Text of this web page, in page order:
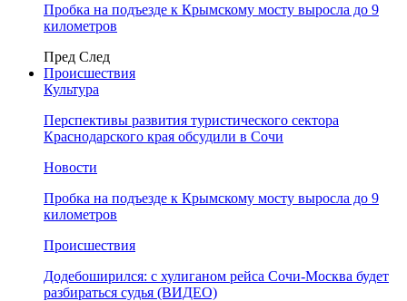
Пробка на подъезде к Крымскому мосту выросла до 9
километров
Пред След
Происшествия
Культура
Перспективы развития туристического сектора
Краснодарского края обсудили в Сочи
Новости
Пробка на подъезде к Крымскому мосту выросла до 9
километров
Происшествия
Додебоширился: с хулиганом рейса Сочи-Москва будет
разбираться судья (ВИДЕО)